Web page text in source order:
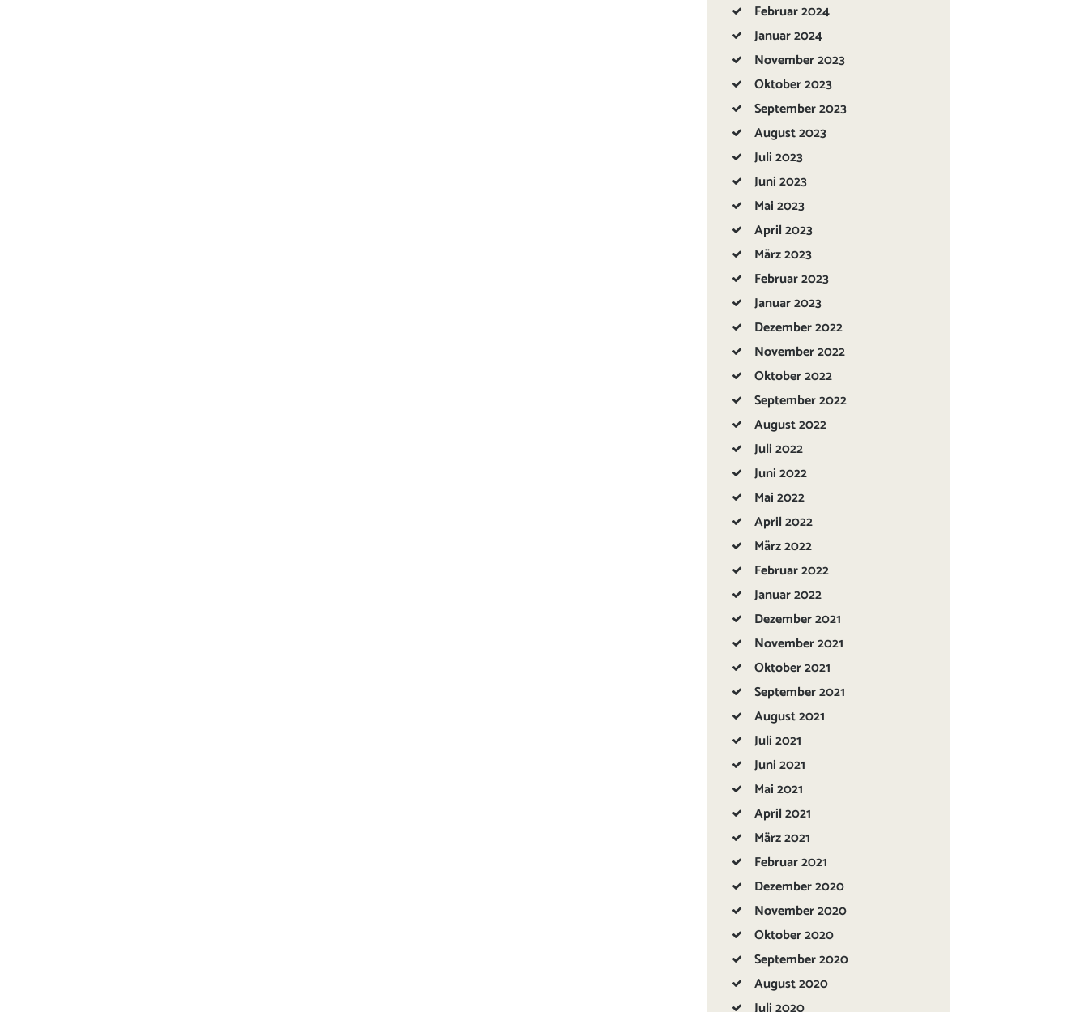
Februar2024
Januar2024
November2023
Oktober2023
September2023
August2023
Juli2023
Juni2023
Mai2023
April2023
März2023
Februar2023
Januar2023
Dezember2022
November2022
Oktober2022
September2022
August2022
Juli2022
Juni2022
Mai2022
April2022
März2022
Februar2022
Januar2022
Dezember2021
November2021
Oktober2021
September2021
August2021
Juli2021
Juni2021
Mai2021
April2021
März2021
Februar2021
Dezember2020
November2020
Oktober2020
September2020
August2020